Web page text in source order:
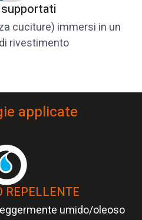
cuciture) immersi in un
rivestimento
applicate
REPELLENTE
umido/oleoso